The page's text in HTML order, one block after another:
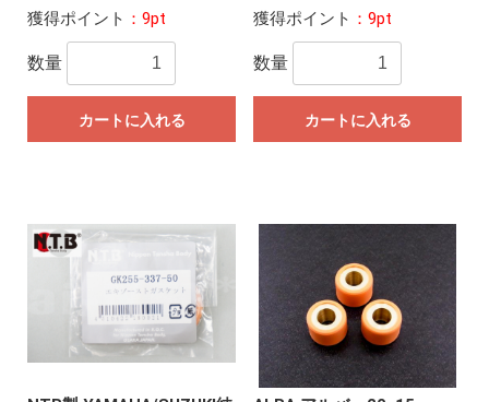
獲得ポイント ：9pt
数量
カートに入れる
獲得ポイント ：9pt
数量
カートに入れる